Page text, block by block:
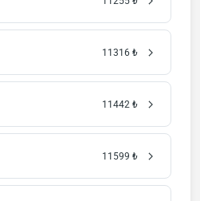
11316 ₺
11442 ₺
11599 ₺